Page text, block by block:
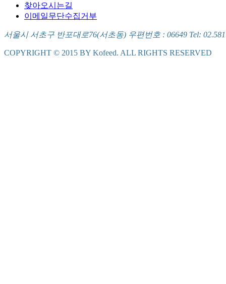
찾아오시는길
이메일무단수집거부
서울시 서초구 반포대로76(서초동) 우편번호 : 06649 Tel:
COPYRIGHT © 2015 BY Kofeed. ALL RIGHTS RESERVED